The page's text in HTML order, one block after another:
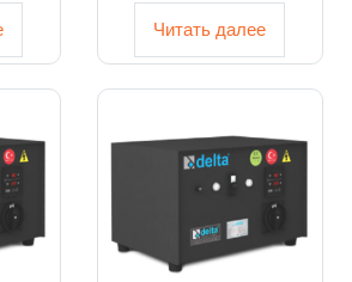
Читать далее